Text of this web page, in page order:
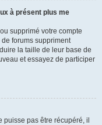
à présent plus me
supprimé votre compte
forums suppriment
la taille de leur base de
et essayez de participer
puisse pas être récupéré, il